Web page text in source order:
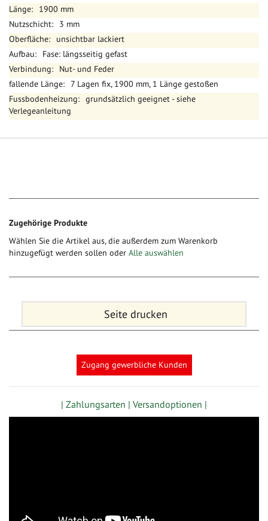
1900 mm
3 mm
unsichtbar lackiert
Fase: längsseitig gefast
Nut- und Feder
7 Lagen fix, 1900 mm, 1 Länge gestoßen
grundsätzlich geeignet - siehe
Verlegeanleitung
Zugehörige Produkte
Wählen Sie die Artikel aus, die außerdem zum Warenkorb
hinzugefügt werden sollen oder Alle auswählen
Seite drucken
Zugang gewerbliche Kunden
| Zahlungsarten | Versandoptionen |